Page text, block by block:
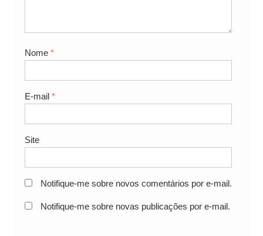
Nome *
E-mail *
Site
Notifique-me sobre novos comentários por e-mail.
Notifique-me sobre novas publicações por e-mail.